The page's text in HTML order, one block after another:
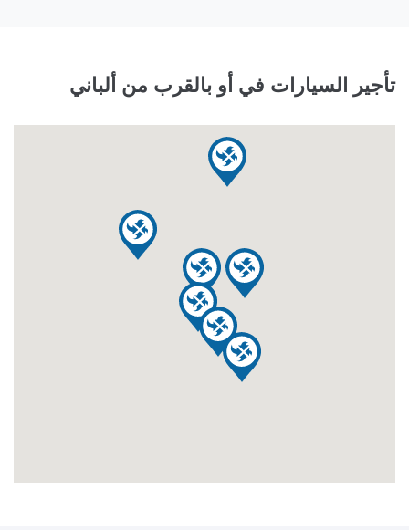
تأجير السيارات في أو بالقرب من ألباني